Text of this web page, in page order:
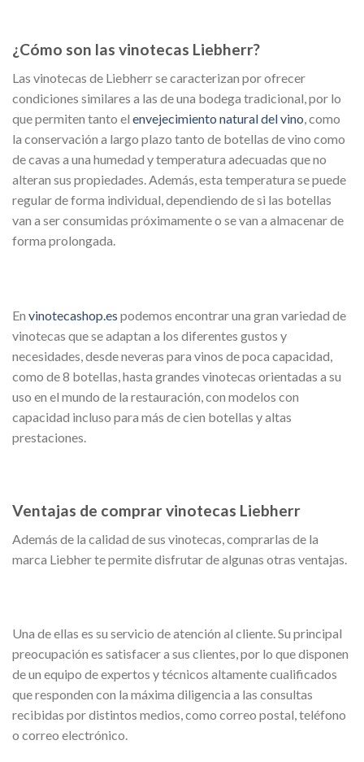
¿Cómo son las vinotecas Liebherr?
Las vinotecas de Liebherr se caracterizan por ofrecer
condiciones similares a las de una bodega tradicional, por lo
que permiten tanto el envejecimiento natural del vino, como
la conservación a largo plazo tanto de botellas de vino como
de cavas a una humedad y temperatura adecuadas que no
alteran sus propiedades. Además, esta temperatura se puede
regular de forma individual, dependiendo de si las botellas
van a ser consumidas próximamente o se van a almacenar de
forma prolongada.
En vinotecashop.es podemos encontrar una gran variedad de
vinotecas que se adaptan a los diferentes gustos y
necesidades, desde neveras para vinos de poca capacidad,
como de 8 botellas, hasta grandes vinotecas orientadas a su
uso en el mundo de la restauración, con modelos con
capacidad incluso para más de cien botellas y altas
prestaciones.
Ventajas de comprar vinotecas Liebherr
Además de la calidad de sus vinotecas, comprarlas de la
marca Liebher te permite disfrutar de algunas otras ventajas.
Una de ellas es su servicio de atención al cliente. Su principal
preocupación es satisfacer a sus clientes, por lo que disponen
de un equipo de expertos y técnicos altamente cualificados
que responden con la máxima diligencia a las consultas
recibidas por distintos medios, como correo postal, teléfono
o correo electrónico.